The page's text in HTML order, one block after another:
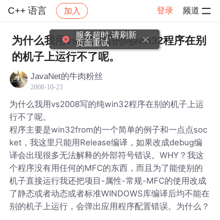
C++ 语言 加入 登录 频道
社区 C++ 语言 帖子详情
为什么我用vs2008写的纯win32程序在别
的机子上运行不了呢。
JavaNet的牛肉粉丝
2008-10-23
为什么我用vs2008写的纯win32程序在别的机子上运
行不了呢。
程序主要是win32from的一个简单的例子和一点点soc
ket，我这里只能用Release编译，如果改成debug编
译会出现很多无法解释的外部符号错误。WHY？我这
个程序没有用任何的MFC的东西，而且为了能使别的
机子直接运行我还把项目-属性-常规-MFC的使用改成
了静态或者动态或者标准WINDOWS库编译后均不能在
别的机子上运行，会弹出应用程序配置错误。为什么？
服务超时,请刷新
页面重试